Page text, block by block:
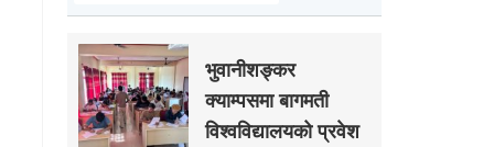
भुवानीशङ्कर
क्याम्पसमा बागमती
विश्वविद्यालयको प्रवेश